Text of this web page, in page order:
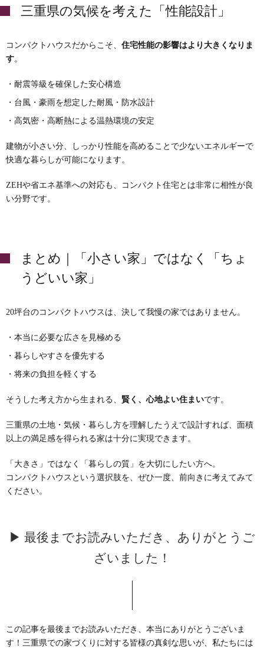
三重県の気候を考えた「性能設計」
コンパクトハウスだからこそ、 住宅性能の影響はより大きくなりま
す。
・耐震等級を確保した安心構造
・台風・豪雨を想定した耐風・防水設計
・高気密・高断熱による温熱環境の安定
建物が小さい分、しっかり性能を高めることで少ないエネルギーで
快適な暮らしが可能になります。
ZEHや省エネ基準への対応も、コンパクト住宅とは非常に相性が良
い分野です。
まとめ｜「小さい家」ではなく「ちょ
うどいい家」
20坪台のコンパクトハウスは、決して我慢の家ではありません。
・本当に必要な広さを見極める
・暮らしやすさを優先する
・将来の負担を軽くする
そうした考え方から生まれる、 賢く、心地よい住まいです。
三重県の土地・気候・暮らし方を理解したうえで設計すれば、面積
以上の満足感を得られる家は十分に実現できます。
「大きさ」ではなく「暮らしの質」を大切にしたい方へ。
コンパクトハウスという選択肢を、ぜひ一度、前向きに考えてみて
ください。
▶ 最後までお読みいただき、ありがとうご
ざいました！
この記事を最後までお読みいただき、本当にありがとうございま
す！三重県での家づくりに対する皆様の真剣な思いが、私たちには